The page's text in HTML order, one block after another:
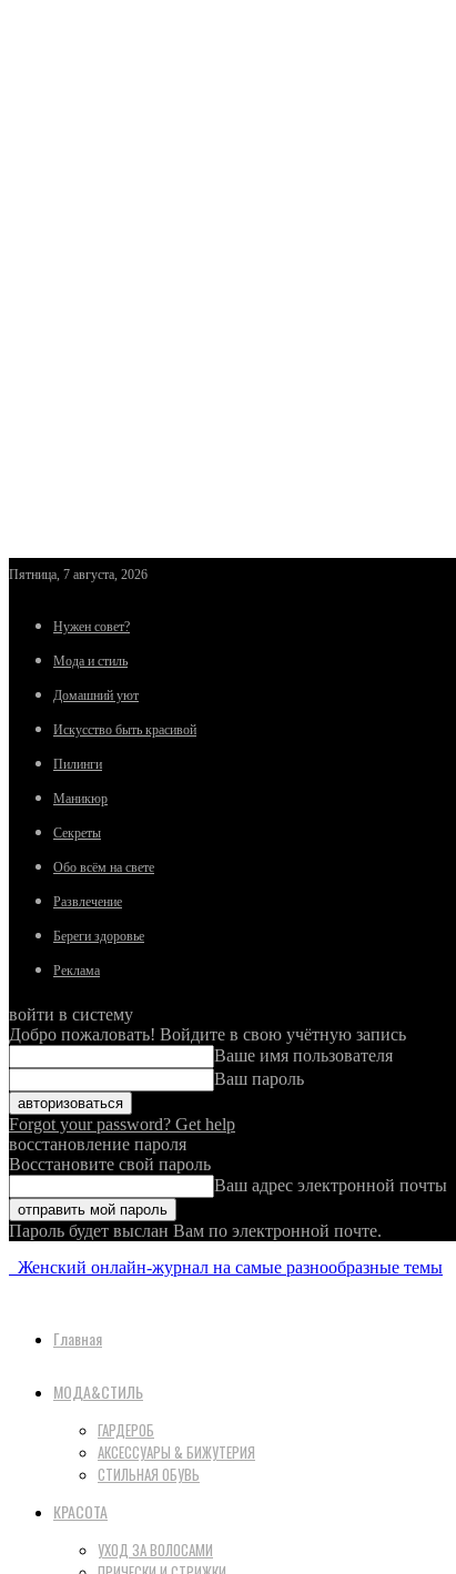
Пятница, 7 августа, 2026
Нужен совет?
Мода и стиль
Домашний уют
Искусство быть красивой
Пилинги
Маникюр
Секреты
Обо всём на свете
Развлечение
Береги здоровье
Реклама
войти в систему
Добро пожаловать! Войдите в свою учётную запись
Ваше имя пользователя
Ваш пароль
Forgot your password? Get help
восстановление пароля
Восстановите свой пароль
Ваш адрес электронной почты
Пароль будет выслан Вам по электронной почте.
Женский онлайн-журнал на самые разнообразные темы
Главная
МОДА&СТИЛЬ
ГАРДЕРОБ
АКСЕССУАРЫ & БИЖУТЕРИЯ
СТИЛЬНАЯ ОБУВЬ
КРАСОТА
УХОД ЗА ВОЛОСАМИ